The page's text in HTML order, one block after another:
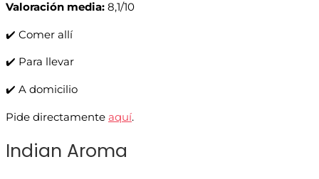
Valoración media: 8,1/10
✔️ Comer allí
✔️ Para llevar
✔️ A domicilio
Pide directamente aquí.
Indian Aroma